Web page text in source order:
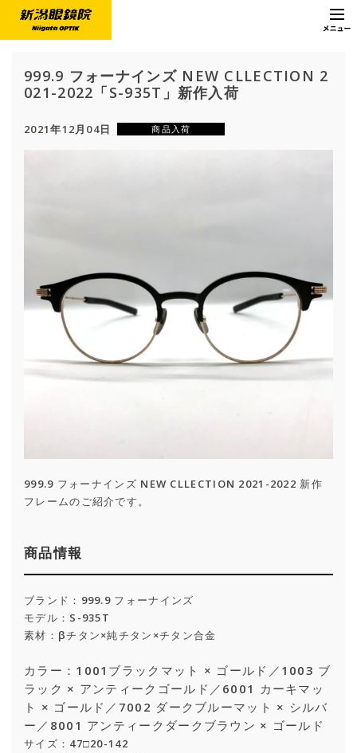
999.9 フォーナインズ NEW CLLECTION 2
021-2022「S-935T」新作入荷
2021年12月04日 商品入荷
999.9 フォーナインズ NEW CLLECTION 2021-2022 新作
フレームのご紹介です。
商品情報
ブランド：999.9 フォーナインズ
モデル：S-935T
素材：βチタン×純チタン×チタン合金
カラー：1001ブラックマット × ゴールド／1003 ブ
ラック × アンティークゴールド／6001 カーキマッ
ト × ゴールド／7002 ダークブルーマット × シルバ
ー／8001 アンティークダークブラウン × ゴールド
サイズ：47□20-142